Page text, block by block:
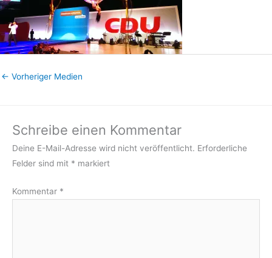
← Vorheriger Medien
Schreibe einen Kommentar
Deine E-Mail-Adresse wird nicht veröffentlicht. Erforderliche
Felder sind mit * markiert
Kommentar *